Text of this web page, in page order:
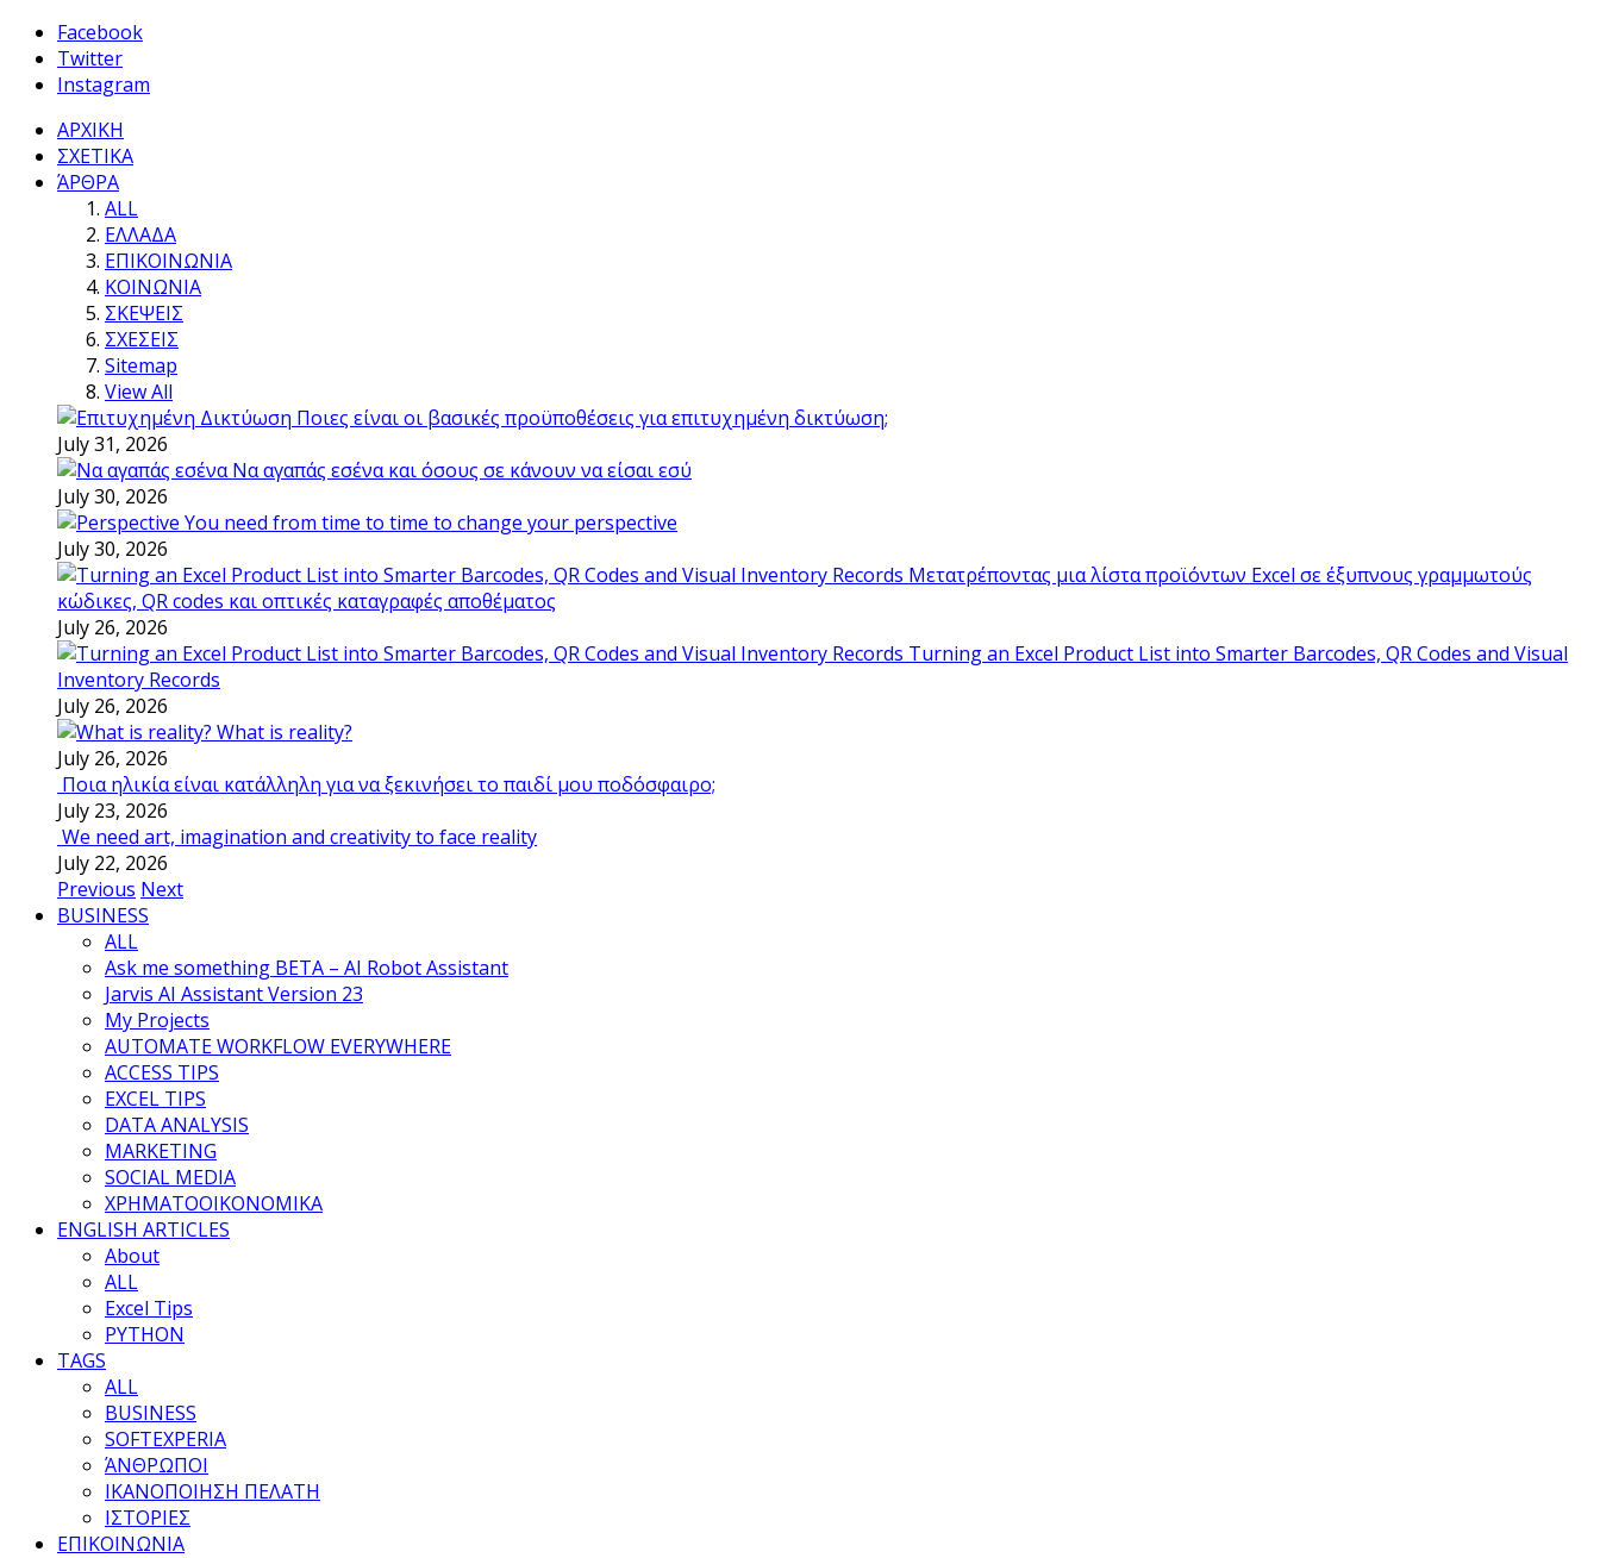
Facebook
Twitter
Instagram
ΑΡΧΙΚΗ
ΣΧΕΤΙΚΑ
ΆΡΘΡΑ
ALL
ΕΛΛΑΔΑ
ΕΠΙΚΟΙΝΩΝΙΑ
ΚΟΙΝΩΝΙΑ
ΣΚΕΨΕΙΣ
ΣΧΕΣΕΙΣ
Sitemap
View All
Ποιες είναι οι βασικές προϋποθέσεις για επιτυχημένη δικτύωση;
July 31, 2026
Να αγαπάς εσένα και όσους σε κάνουν να είσαι εσύ
July 30, 2026
You need from time to time to change your perspective
July 30, 2026
Μετατρέποντας μια λίστα προϊόντων Excel σε έξυπνους γραμμωτούς
κώδικες, QR codes και οπτικές καταγραφές αποθέματος
July 26, 2026
Turning an Excel Product List into Smarter Barcodes, QR Codes and Visual
Inventory Records
July 26, 2026
What is reality?
July 26, 2026
Ποια ηλικία είναι κατάλληλη για να ξεκινήσει το παιδί μου ποδόσφαιρο;
July 23, 2026
We need art, imagination and creativity to face reality
July 22, 2026
Previous Next
BUSINESS
ALL
Ask me something BETA – AI Robot Assistant
Jarvis AI Assistant Version 23
My Projects
AUTOMATE WORKFLOW EVERYWHERE
ACCESS TIPS
EXCEL TIPS
DATA ANALYSIS
MARKETING
SOCIAL MEDIA
ΧΡΗΜΑΤΟΟΙΚΟΝΟΜΙΚΑ
ENGLISH ARTICLES
About
ALL
Excel Tips
PYTHON
TAGS
ALL
BUSINESS
SOFTEXPERIA
ΆΝΘΡΩΠΟΙ
ΙΚΑΝΟΠΟΙΗΣΗ ΠΕΛΑΤΗ
ΙΣΤΟΡΙΕΣ
ΕΠΙΚΟΙΝΩΝΙΑ